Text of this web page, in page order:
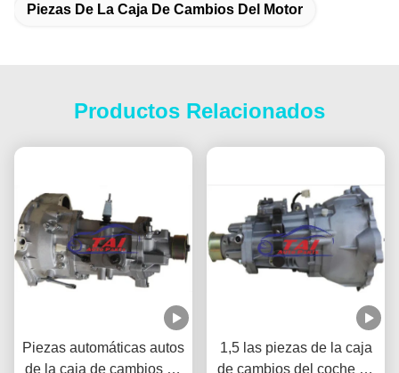
Piezas De La Caja De Cambios Del Motor
Productos Relacionados
Piezas automáticas autos
de la caja de cambios de
1,5 las piezas de la caja
de cambios del coche de